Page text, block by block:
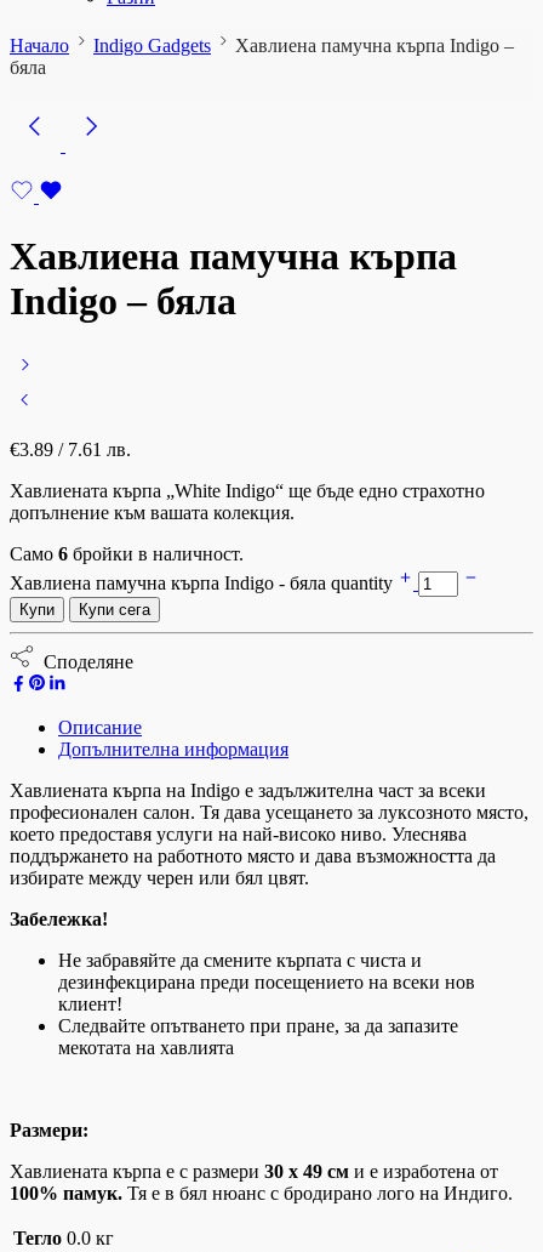
Начало Indigo Gadgets
Хавлиена памучна кърпа Indigo –
бяла
Хавлиена памучна кърпа
Indigo – бяла
€3.89 / 7.61 лв.
Хавлиената кърпа „White Indigo“ ще бъде едно страхотно
допълнение към вашата колекция.
Само 6 бройки в наличност.
Хавлиена памучна кърпа Indigo - бяла quantity
Купи Купи сега
Споделяне
Описание
Допълнителна информация
Хавлиената кърпа на Indigo е задължителна част за всеки
професионален салон. Тя дава усещането за луксозното място,
което предоставя услуги на най-високо ниво. Улеснява
поддържането на работното място и дава възможността да
избирате между черен или бял цвят.
Забележка!
Не забравяйте да смените кърпата с чиста и
дезинфекцирана преди посещението на всеки нов
клиент!
Следвайте опътването при пране, за да запазите
мекотата на хавлията
Размери:
Хавлиената кърпа е с размери 30 х 49 см и е изработена от
100% памук. Тя е в бял нюанс с бродирано лого на Индиго.
Тегло 0.0 кг